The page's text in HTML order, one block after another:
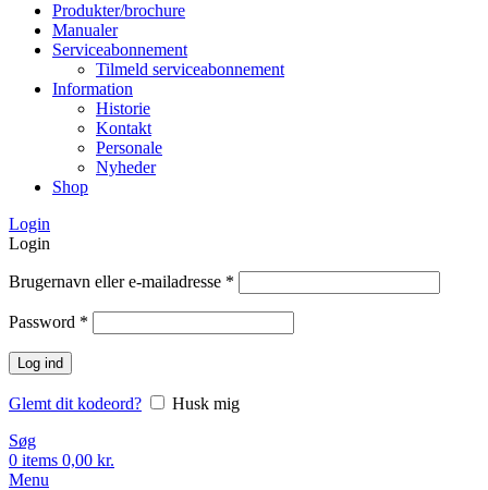
Produkter/brochure
Manualer
Serviceabonnement
Tilmeld serviceabonnement
Information
Historie
Kontakt
Personale
Nyheder
Shop
Login
Login
Brugernavn eller e-mailadresse *
Password *
Log ind
Glemt dit kodeord?
Husk mig
Søg
0 items 0,00 kr.
Menu